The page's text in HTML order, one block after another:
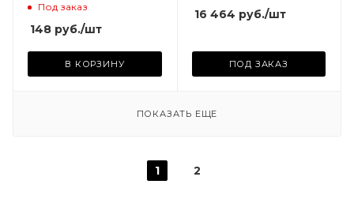
Под заказ
148 руб./шт
В КОРЗИНУ
16 464 руб./шт
ПОД ЗАКАЗ
ПОКАЗАТЬ ЕЩЕ
1 2